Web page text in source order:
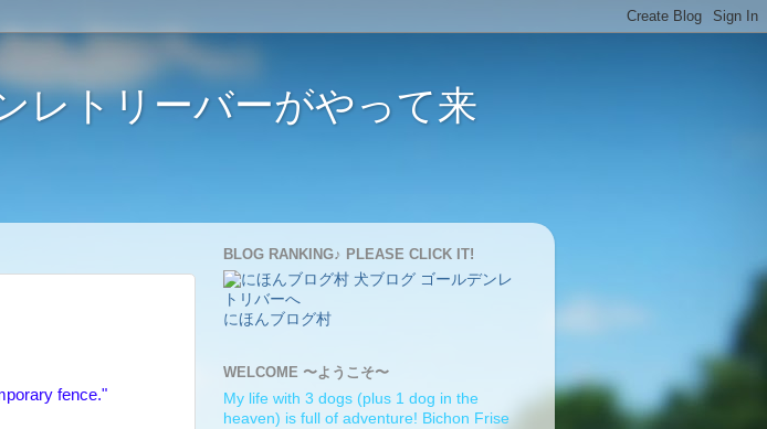
レトリーバーがやって来
fence."
BLOG RANKING♪ PLEASE CLICK IT!
にほんブログ村
WELCOME 〜ようこそ〜
My life with 3 dogs (plus 1 dog in the
heaven) is full of adventure! Bichon Frise